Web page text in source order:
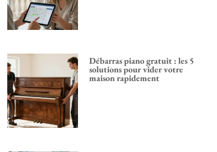
Débarras piano gratuit : les 5
solutions pour vider votre
maison rapidement